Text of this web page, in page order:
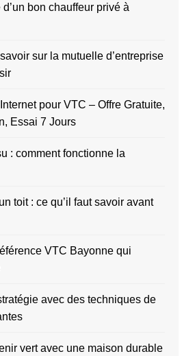
d’un bon chauffeur privé à
sur la mutuelle d’entreprise
pour VTC – Offre Gratuite,
Essai 7 Jours
: comment fonctionne la
toit : ce qu’il faut savoir avant
VTC Bayonne qui
avec des techniques de
vert avec une maison durable